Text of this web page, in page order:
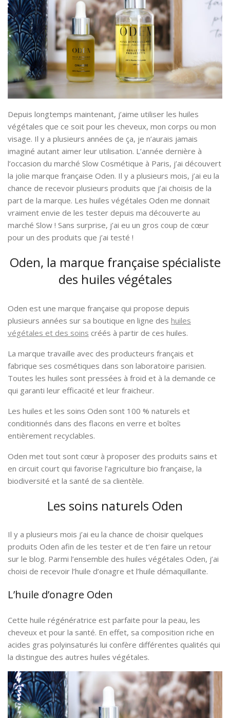
Depuis longtemps maintenant, j’aime utiliser les huiles
végétales que ce soit pour les cheveux, mon corps ou mon
visage. Il y a plusieurs années de ça, je n’aurais jamais
imaginé autant aimer leur utilisation. L’année dernière à
l’occasion du marché Slow Cosmétique à Paris, j’ai découvert
la jolie marque française Oden. Il y a plusieurs mois, j’ai eu la
chance de recevoir plusieurs produits que j’ai choisis de la
part de la marque. Les huiles végétales Oden me donnait
vraiment envie de les tester depuis ma découverte au
marché Slow ! Sans surprise, j’ai eu un gros coup de cœur
pour un des produits que j’ai testé !
Oden, la marque française spécialiste
des huiles végétales
Oden est une marque française qui propose depuis
plusieurs années sur sa boutique en ligne des huiles
végétales et des soins créés à partir de ces huiles.
La marque travaille avec des producteurs français et
fabrique ses cosmétiques dans son laboratoire parisien.
Toutes les huiles sont pressées à froid et à la demande ce
qui garanti leur efficacité et leur fraicheur.
Les huiles et les soins Oden sont 100 % naturels et
conditionnés dans des flacons en verre et boîtes
entièrement recyclables.
Oden met tout sont cœur à proposer des produits sains et
en circuit court qui favorise l’agriculture bio française, la
biodiversité et la santé de sa clientèle.
Les soins naturels Oden
Il y a plusieurs mois j’ai eu la chance de choisir quelques
produits Oden afin de les tester et de t’en faire un retour
sur le blog. Parmi l’ensemble des huiles végétales Oden, j’ai
choisi de recevoir l’huile d’onagre et l’huile démaquillante.
L’huile d’onagre Oden
Cette huile régénératrice est parfaite pour la peau, les
cheveux et pour la santé. En effet, sa composition riche en
acides gras polyinsaturés lui confère différentes qualités qui
la distingue des autres huiles végétales.